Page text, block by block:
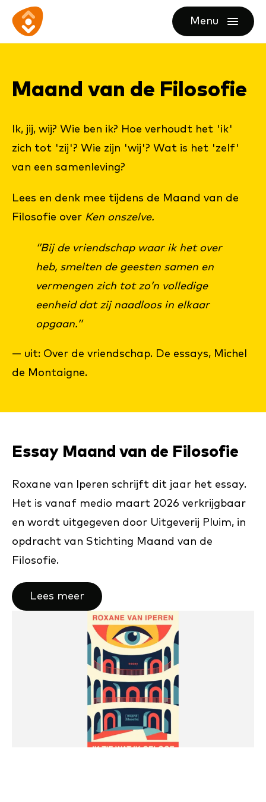
direct
content
direct
footer
Ga
naar
Menu
openen
Maand van de Fi­lo­so­fie
Ik, jij, wij? Wie ben ik? Hoe verhoudt het 'ik'
zich tot 'zij'? Wie zijn 'wij'? Wat is het 'zelf'
van een samenleving?
Lees en denk mee tijdens de Maand van de
Filosofie over Ken onszelve.
‘’Bij de vriendschap waar ik het over
heb, smelten de geesten samen en
vermengen zich tot zo’n volledige
eenheid dat zij naadloos in elkaar
opgaan.’’
— uit: Over de vriendschap. De essays, Michel
de Montaigne.
Essay Maand van de Filosofie
Roxane van Iperen schrijft dit jaar het essay.
Het is vanaf medio maart 2026 verkrijgbaar
en wordt uitgegeven door Uitgeverij Pluim, in
opdracht van Stichting Maand van de
Filosofie.
Lees meer